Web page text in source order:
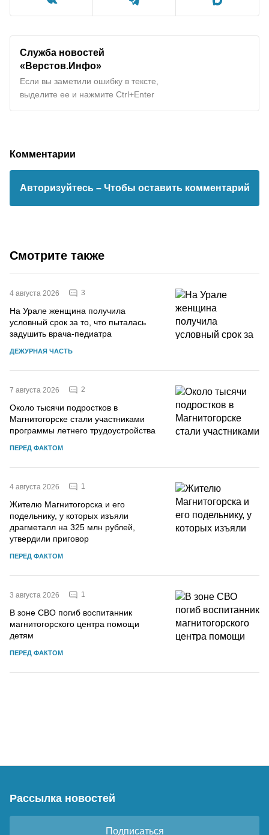
Служба новостей
«Верстов.Инфо»
Если вы заметили ошибку в тексте,
выделите ее и нажмите Ctrl+Enter
Комментарии
Авторизуйтесь – Чтобы оставить комментарий
Смотрите также
4 августа 2026 3
На Урале женщина получила
условный срок за то, что пыталась
задушить врача-педиатра
ДЕЖУРНАЯ ЧАСТЬ
7 августа 2026 2
Около тысячи подростков в
Магнитогорске стали участниками
программы летнего трудоустройства
ПЕРЕД ФАКТОМ
4 августа 2026 1
Жителю Магнитогорска и его
подельнику, у которых изъяли
драгметалл на 325 млн рублей,
утвердили приговор
ПЕРЕД ФАКТОМ
3 августа 2026 1
В зоне СВО погиб воспитанник
магнитогорского центра помощи
детям
ПЕРЕД ФАКТОМ
Рассылка новостей
Подписаться